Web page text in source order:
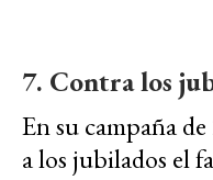
7. Contra los
En su campaña
a los jubilados el